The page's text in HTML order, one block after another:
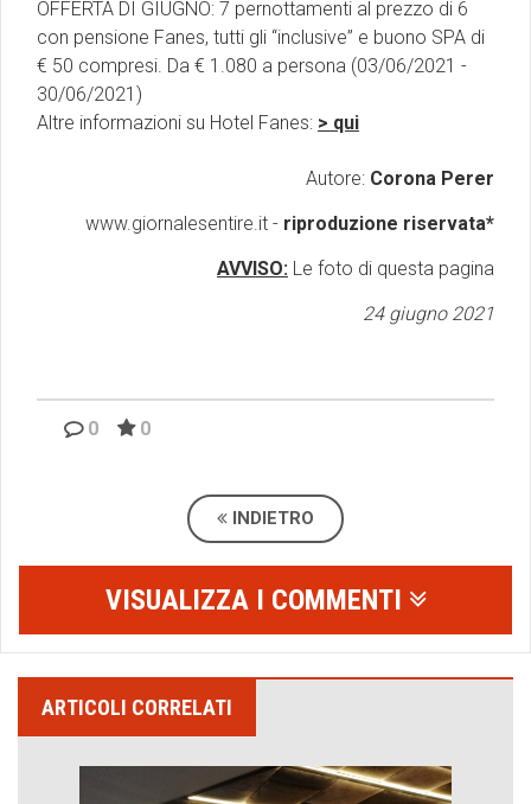
OFFERTA DI GIUGNO: 7 pernottamenti al prezzo di 6
con pensione Fanes, tutti gli “inclusive” e buono SPA di
€ 50 compresi. Da € 1.080 a persona (03/06/2021 -
30/06/2021)
Altre informazioni su Hotel Fanes: > qui
Autore: Corona Perer
www.giornalesentire.it - riproduzione riservata*
AVVISO: Le foto di questa pagina
24 giugno 2021
0 0
INDIETRO
VISUALIZZA I COMMENTI
ARTICOLI CORRELATI